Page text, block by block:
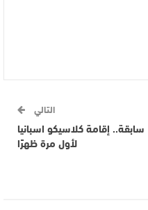
التالي
سابقة.. إقامة كلاسيكو اسبانيا
لأول مرة ظهرًا